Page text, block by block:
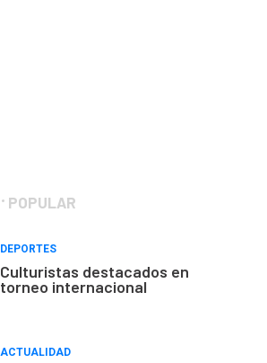
POPULAR
DEPORTES
Culturistas destacados en
torneo internacional
ACTUALIDAD